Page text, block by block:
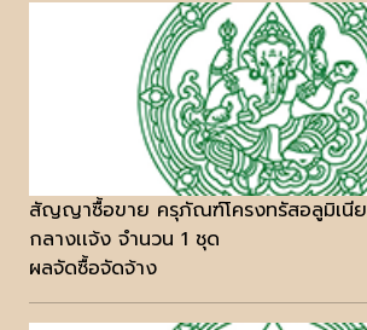
สัญญาซื้อขาย ครุภัณฑ์โครงทรัสอลูมิเนีย
กลางเเจ้ง จำนวน 1 ชุด
ผลจัดซื้อจัดจ้าง